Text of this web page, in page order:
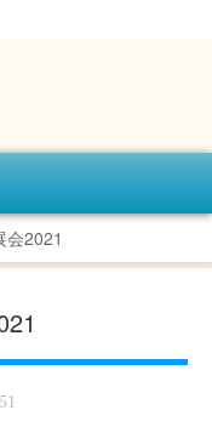
会2021